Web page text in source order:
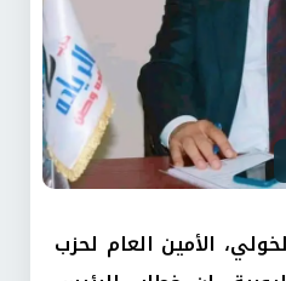
الأمين العام لحزب